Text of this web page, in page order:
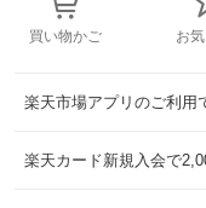
買い物かご お
楽天市場アプリのご利用
楽天カード新規入会で